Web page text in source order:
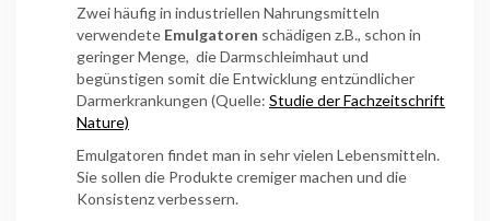
Zwei häufig in industriellen Nahrungsmitteln
verwendete Emulgatoren schädigen z.B., schon in
geringer Menge, die Darmschleimhaut und
begünstigen somit die Entwicklung entzündlicher
Darmerkrankungen (Quelle: Studie der Fachzeitschrift
Nature)
Emulgatoren findet man in sehr vielen Lebensmitteln.
Sie sollen die Produkte cremiger machen und die
Konsistenz verbessern.